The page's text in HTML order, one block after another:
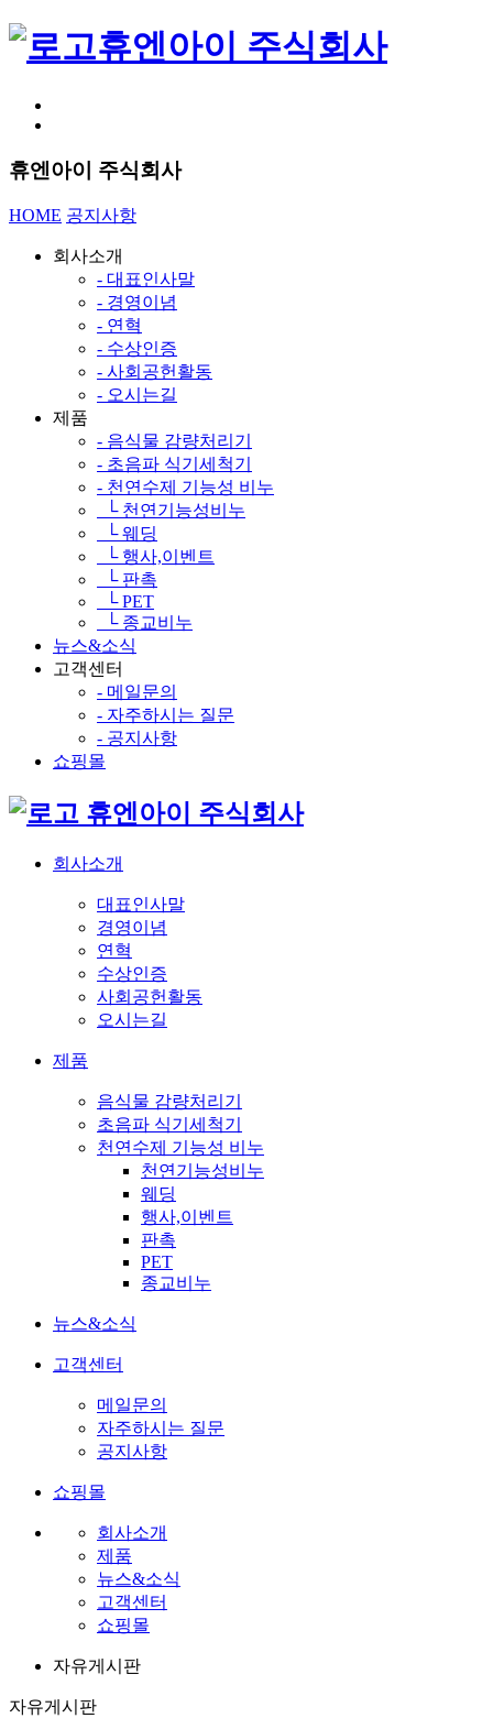
휴엔아이 주식회사
휴엔아이 주식회사
HOME 공지사항
회사소개
- 대표인사말
- 경영이념
- 연혁
- 수상인증
- 사회공헌활동
- 오시는길
제품
- 음식물 감량처리기
- 초음파 식기세척기
- 천연수제 기능성 비누
└ 천연기능성비누
└ 웨딩
└ 행사,이벤트
└ 판촉
└ PET
└ 종교비누
뉴스&소식
고객센터
- 메일문의
- 자주하시는 질문
- 공지사항
쇼핑몰
휴엔아이 주식회사
회사소개
대표인사말
경영이념
연혁
수상인증
사회공헌활동
오시는길
제품
음식물 감량처리기
초음파 식기세척기
천연수제 기능성 비누
천연기능성비누
웨딩
행사,이벤트
판촉
PET
종교비누
뉴스&소식
고객센터
메일문의
자주하시는 질문
공지사항
쇼핑몰
회사소개
제품
뉴스&소식
고객센터
쇼핑몰
자유게시판
자유게시판